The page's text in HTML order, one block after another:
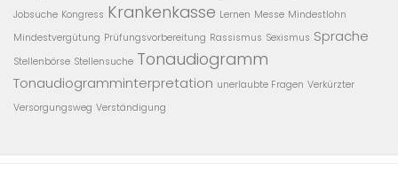
Jobsuche Kongress Krankenkasse Lernen Messe Mindestlohn
Mindestvergütung Prüfungsvorbereitung Rassismus Sexismus Sprache
Stellenbörse Stellensuche Tonaudiogramm
Tonaudiogramminterpretation unerlaubte Fragen Verkürzter
Versorgungsweg Verständigung